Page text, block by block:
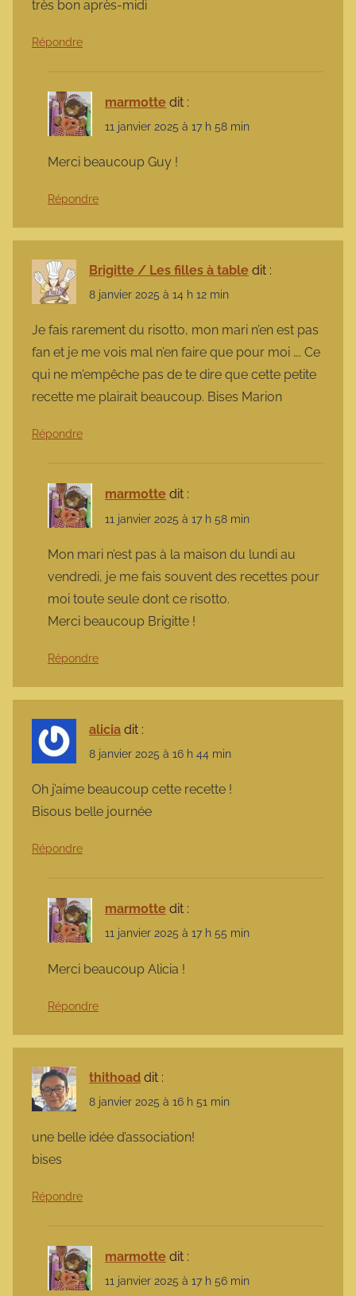
très bon après-midi
Répondre
marmotte dit :
11 janvier 2025 à 17 h 58 min
Merci beaucoup Guy !
Répondre
Brigitte / Les filles à table dit :
8 janvier 2025 à 14 h 12 min
Je fais rarement du risotto, mon mari n’en est pas
fan et je me vois mal n’en faire que pour moi …. Ce
qui ne m’empêche pas de te dire que cette petite
recette me plairait beaucoup. Bises Marion
Répondre
marmotte dit :
11 janvier 2025 à 17 h 58 min
Mon mari n’est pas à la maison du lundi au
vendredi, je me fais souvent des recettes pour
moi toute seule dont ce risotto.
Merci beaucoup Brigitte !
Répondre
alicia dit :
8 janvier 2025 à 16 h 44 min
Oh j’aime beaucoup cette recette !
Bisous belle journée
Répondre
marmotte dit :
11 janvier 2025 à 17 h 55 min
Merci beaucoup Alicia !
Répondre
thithoad dit :
8 janvier 2025 à 16 h 51 min
une belle idée d’association!
bises
Répondre
marmotte dit :
11 janvier 2025 à 17 h 56 min